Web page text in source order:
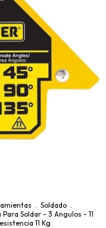
. Soldado .
Soldar - 3 Angulos - 11
11 Kg